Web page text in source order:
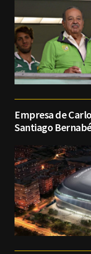
Empresa de
Santiago